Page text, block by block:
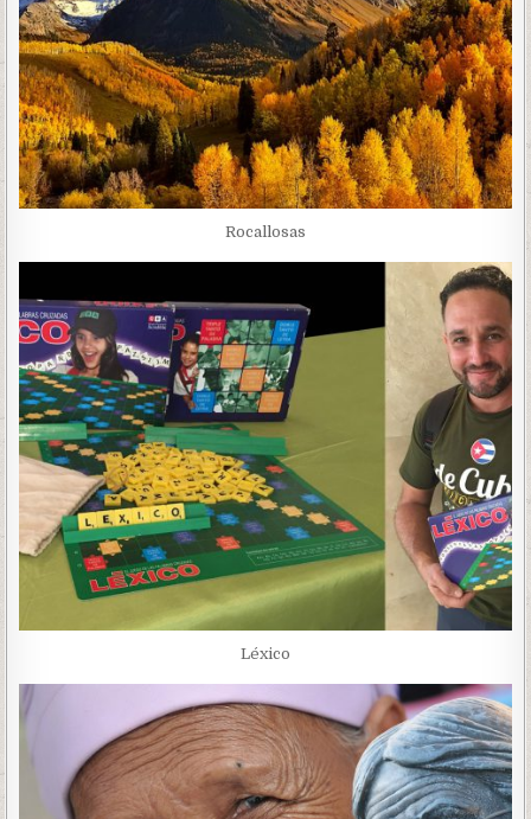
Rocallosas
Léxico